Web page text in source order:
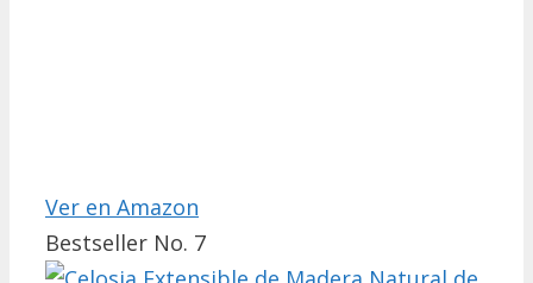
Ver en Amazon
Bestseller No. 7